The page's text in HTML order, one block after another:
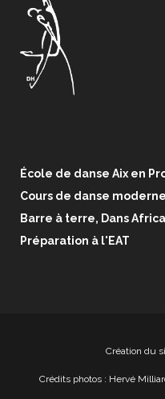
École de danse Aix en
Cours de danse
Barre à terre, Dans
Préparation à l'EAT
Création du
Crédits photos : Hervé